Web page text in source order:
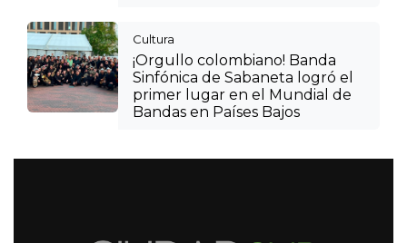
Cultura
¡Orgullo colombiano! Banda
Sinfónica de Sabaneta logró el
primer lugar en el Mundial de
Bandas en Países Bajos